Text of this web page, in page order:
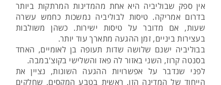
אין ספק שבוליביה היא אחת מהמדינות המרתקות ביותר
בדרום אמריקה. טיסות לבוליביה נמשכות כחמש עשרה
שעות, אם מדובר על טיסות ישירות. כשהן משולבות
בעצירות ביניים, זמן ההגעה מתארך עוד יותר.
בבוליביה ישנם שלושה שדות תעופה בן לאומיים, האחד
בסנטה קרוז, השני באזור לה פאז והשלישי בקוצ'במבה.
לפני שנדבר על אפשרויות ההגעה השונות, נציין את
הייחוד של המדינה הזו, ראשית בטבע המקסים, שחלקים